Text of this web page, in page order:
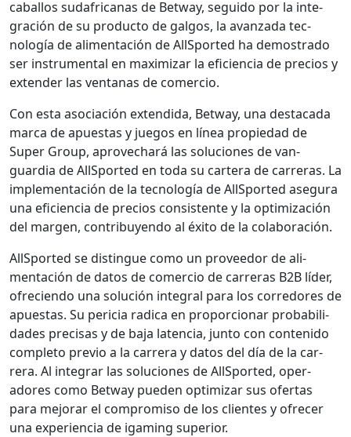
cabal­los sudafricanas de Bet­way, segui­do por la inte­
gración de su pro­duc­to de gal­gos, la avan­za­da tec­
nología de ali­mentación de All­Sport­ed ha demostra­do
ser instru­men­tal en max­i­mizar la efi­cien­cia de pre­cios y
exten­der las ven­tanas de com­er­cio.
Con esta aso­ciación exten­di­da, Bet­way, una desta­ca­da
mar­ca de apues­tas y jue­gos en línea propiedad de
Super Group, aprovechará las solu­ciones de van­
guardia de All­Sport­ed en toda su cartera de car­reras. La
imple­mentación de la tec­nología de All­Sport­ed ase­gu­ra
una efi­cien­cia de pre­cios con­sis­tente y la opti­mización
del mar­gen, con­tribuyen­do al éxi­to de la colab­o­ración.
All­Sport­ed se dis­tingue como un provee­dor de ali­
mentación de datos de com­er­cio de car­reras B2B líder,
ofre­cien­do una solu­ción inte­gral para los corre­dores de
apues­tas. Su peri­cia rad­i­ca en pro­por­cionar prob­a­bil­i­
dades pre­cisas y de baja laten­cia, jun­to con con­tenido
com­ple­to pre­vio a la car­rera y datos del día de la car­
rera. Al inte­grar las solu­ciones de All­Sport­ed, oper­
adores como Bet­way pueden opti­mizar sus ofer­tas
para mejo­rar el com­pro­miso de los clientes y ofre­cer
una expe­ri­en­cia de igam­ing supe­ri­or.